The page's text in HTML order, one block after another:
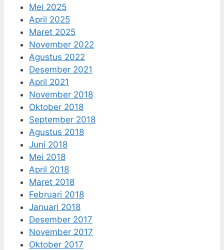
Mei 2025
April 2025
Maret 2025
November 2022
Agustus 2022
Desember 2021
April 2021
November 2018
Oktober 2018
September 2018
Agustus 2018
Juni 2018
Mei 2018
April 2018
Maret 2018
Februari 2018
Januari 2018
Desember 2017
November 2017
Oktober 2017